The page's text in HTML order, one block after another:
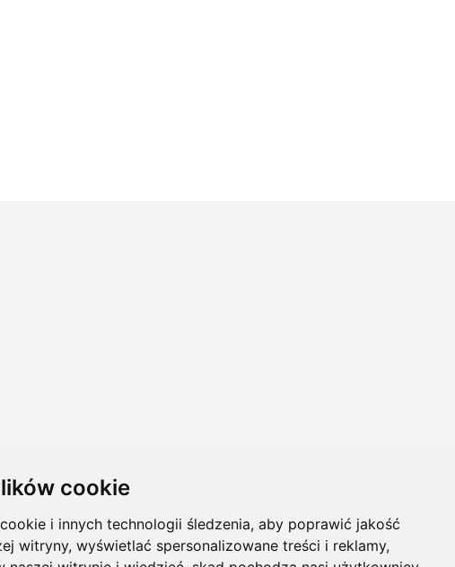
cookie
i innych technologii śledzenia, aby poprawić jakość
witryny, wyświetlać spersonalizowane treści i reklamy,